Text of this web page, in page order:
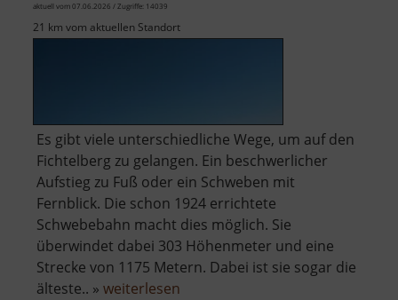
aktuell vom 07.06.2026 / Zugriffe: 14039
21 km vom aktuellen Standort
Es gibt viele unterschiedliche Wege, um auf den
Fichtelberg zu gelangen. Ein beschwerlicher
Aufstieg zu Fuß oder ein Schweben mit
Fernblick. Die schon 1924 errichtete
Schwebebahn macht dies möglich. Sie
überwindet dabei 303 Höhenmeter und eine
Strecke von 1175 Metern. Dabei ist sie sogar die
älteste.. » weiterlesen